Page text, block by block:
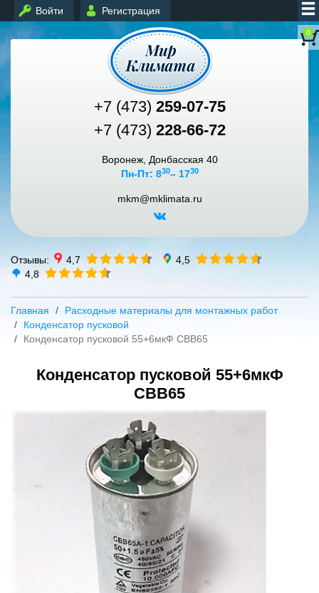
Войти Регистрация
0
+7 (473) 259-07-75
+7 (473) 228-66-72
Воронеж, Донбасская 40
Пн-Пт: 830– 1730
mkm@mklimata.ru
Отзывы: 4,7
4,5
4,8
Главная
Расходные материалы для монтажных работ
Конденсатор пусковой
Конденсатор пусковой 55+6мкФ СВВ65
Конденсатор пусковой 55+6мкФ
СВВ65